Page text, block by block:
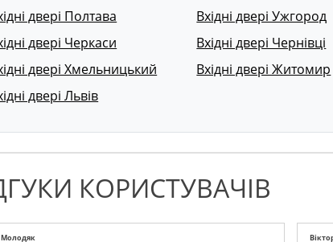
двері Полтава
Вхідні двері Ужгород
двері Черкаси
Вхідні двері Чернівці
двері Хмельницький
Вхідні двері Житомир
двері Львів
КОРИСТУВАЧІВ
Молодяк